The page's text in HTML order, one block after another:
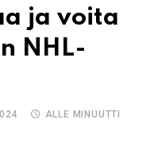
ja voita
NHL-
ALLE MINUUTTI